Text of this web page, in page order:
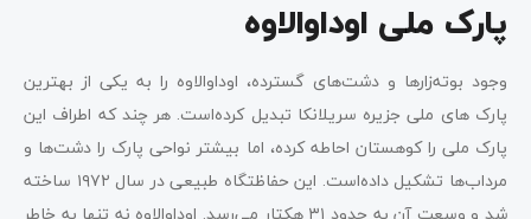
پارک ملی اوداوالاوه
وجود بوته‌زارها و دشت‌های گسترده، اوداوالاوه را به یکی از بهترین
پارک های ملی جزیره سریلانکا تبدیل کرده‌است. هر چند که اطراف این
پارک ملی را کوهستان‌ احاطه کرده‌، اما بیشتر نواحی پارک را دشت‌ها و
مرداب‌ها تشکیل داده‌است. این حفاظتگاه طبیعی در سال ۱۹۷۲ ساخته